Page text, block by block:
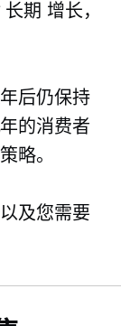
长期 增长，
后仍保持
的消费者
略。
及您需要